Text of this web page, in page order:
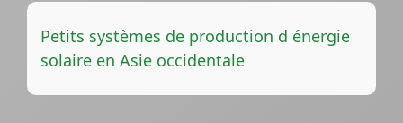
Petits systèmes de production d énergie
solaire en Asie occidentale